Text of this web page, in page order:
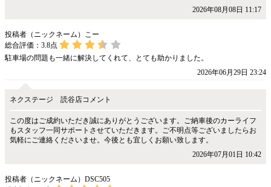
2026年08月08日 11:17
投稿者（ニックネーム）こー
総合評価： 3.8点
駐車場の問題も一緒に解決してくれて、とても助かりました。
2026年06月29日 23:24
ネクステージ 読谷店コメント
この度はご成約いただき誠にありがとうございます。ご納車後のカーライフ
もスタッフ一同サポートさせていただきます。ご不明点等ございましたらお
気軽にご連絡くださいませ。今後とも宜しくお願い致します。
2026年07月01日 10:42
投稿者（ニックネーム）DSC505